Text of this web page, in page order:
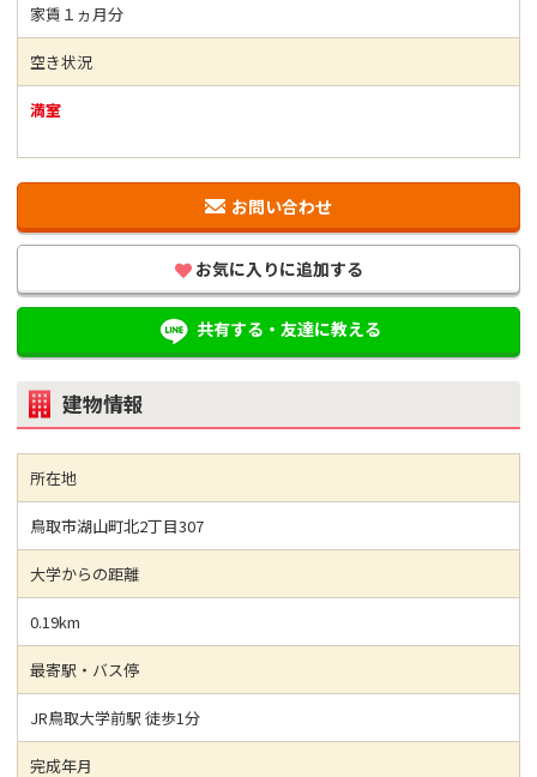
家賃１ヵ月分
空き状況
満室
お問い合わせ
お気に入りに追加する
共有する・友達に教える
建物情報
所在地
鳥取市湖山町北2丁目307
大学からの距離
0.19km
最寄駅・バス停
JR鳥取大学前駅 徒歩1分
完成年月